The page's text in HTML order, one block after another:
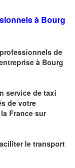
à Bourg
de
à Bourg
service de taxi
de votre
France sur
le transport